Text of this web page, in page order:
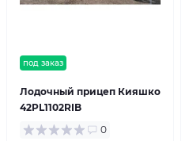
под заказ
Лодочный прицеп Кияшко
42PL1102RIB
0